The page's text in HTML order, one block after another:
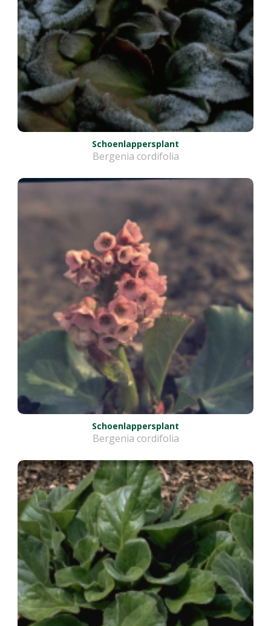
Schoenlappersplant
Bergenia cordifolia
Schoenlappersplant
Bergenia cordifolia